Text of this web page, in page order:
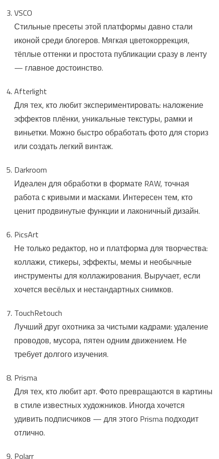
VSCO
Стильные пресеты этой платформы давно стали
иконой среди блогеров. Мягкая цветокоррекция,
тёплые оттенки и простота публикации сразу в ленту
— главное достоинство.
Afterlight
Для тех, кто любит экспериментировать: наложение
эффектов плёнки, уникальные текстуры, рамки и
виньетки. Можно быстро обработать фото для сториз
или создать легкий винтаж.
Darkroom
Идеален для обработки в формате RAW, точная
работа с кривыми и масками. Интересен тем, кто
ценит продвинутые функции и лаконичный дизайн.
PicsArt
Не только редактор, но и платформа для творчества:
коллажи, стикеры, эффекты, мемы и необычные
инструменты для коллажирования. Выручает, если
хочется весёлых и нестандартных снимков.
TouchRetouch
Лучший друг охотника за чистыми кадрами: удаление
проводов, мусора, пятен одним движением. Не
требует долгого изучения.
Prisma
Для тех, кто любит арт. Фото превращаются в картины
в стиле известных художников. Иногда хочется
удивить подписчиков — для этого Prisma подходит
отлично.
Polarr